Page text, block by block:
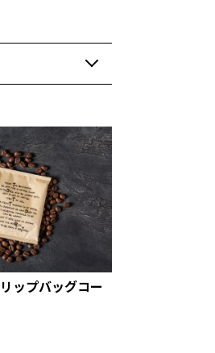
ップバッグコー